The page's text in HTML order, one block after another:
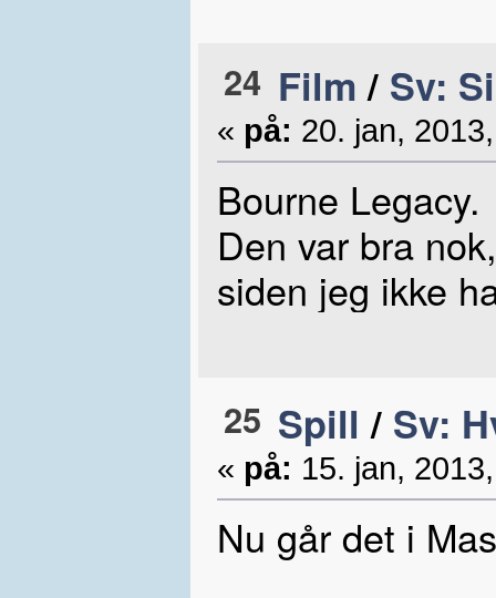
24 Film / Sv:
« på: 20. jan,
Bourne Legacy.
Den var bra
siden jeg ikke
25 Spill / Sv:
« på: 15. jan,
Nu går det i